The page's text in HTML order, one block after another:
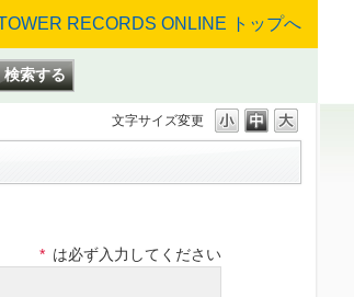
文字サイズ変更
* は必ず入力してください